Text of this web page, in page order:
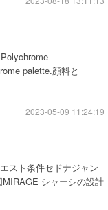
palette.顔料と
2023-05-09 11:24:19
スト条件セドナジャン
シャーシの設計